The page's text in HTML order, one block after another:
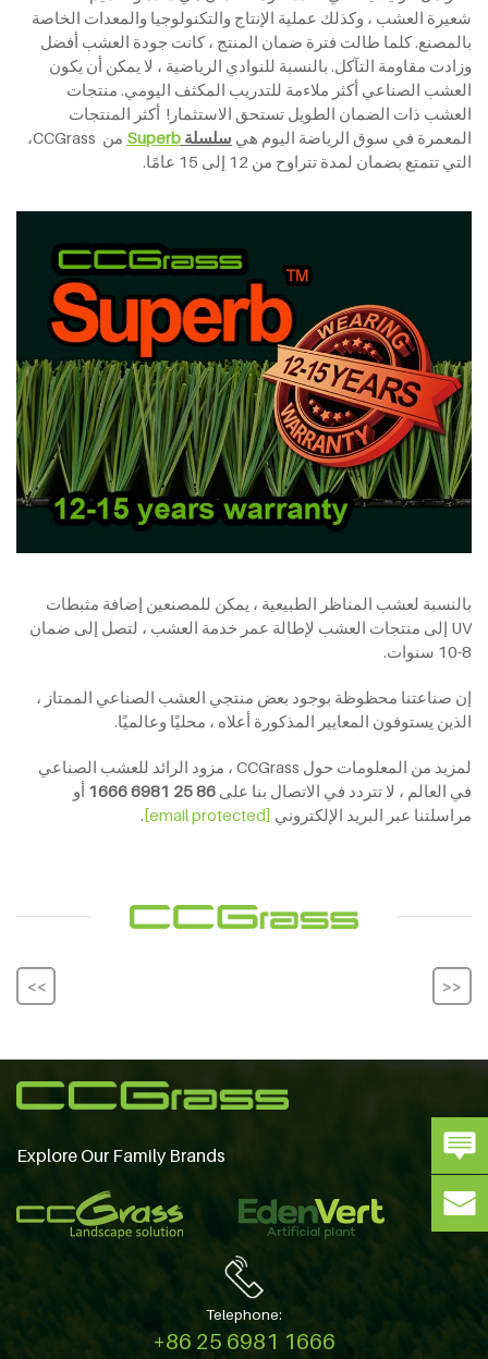
شعيرة العشب ، وكذلك عملية الإنتاج والتكنولوجيا والمعدات الخاصة
بالمصنع. كلما طالت فترة ضمان المنتج ، كانت جودة العشب أفضل
وزادت مقاومة التآكل. بالنسبة للنوادي الرياضية ، لا يمكن أن يكون
العشب الصناعي أكثر ملاءمة للتدريب المكثف اليومي. منتجات
العشب ذات الضمان الطويل تستحق الاستثمار! أكثر المنتجات
المعمرة في سوق الرياضة اليوم هي سلسلة Superb
من CCGrass،
التي تتمتع بضمان لمدة تتراوح من 12 إلى 15 عامًا.
بالنسبة لعشب المناظر الطبيعية ، يمكن للمصنعين إضافة مثبطات
UV إلى منتجات العشب لإطالة عمر خدمة العشب ، لتصل إلى ضمان
8-10 سنوات.
إن صناعتنا محظوظة بوجود بعض منتجي العشب الصناعي الممتاز ،
الذين يستوفون المعايير المذكورة أعلاه ، محليًا وعالميًا.
لمزيد من المعلومات حول CCGrass ، مزود الرائد للعشب الصناعي
في العالم ، لا تتردد في الاتصال بنا على
1666 أو
مراسلتنا عبر البريد الإلكتروني [email protected]
<< >>
Explore Our Family Brands
Telephone:
+86 25 6981 1666